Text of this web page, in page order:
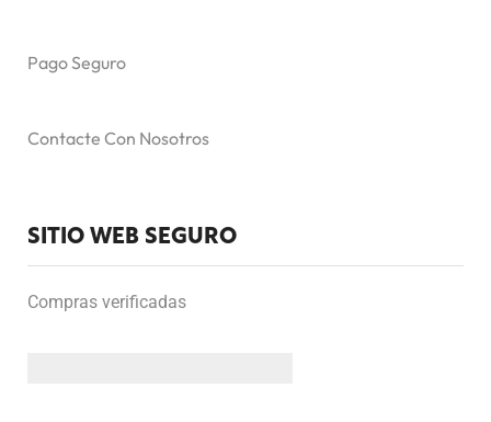
Pago Seguro
Contacte Con Nosotros
SITIO WEB SEGURO
Compras verificadas